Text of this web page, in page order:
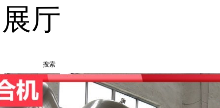
厅
搜索